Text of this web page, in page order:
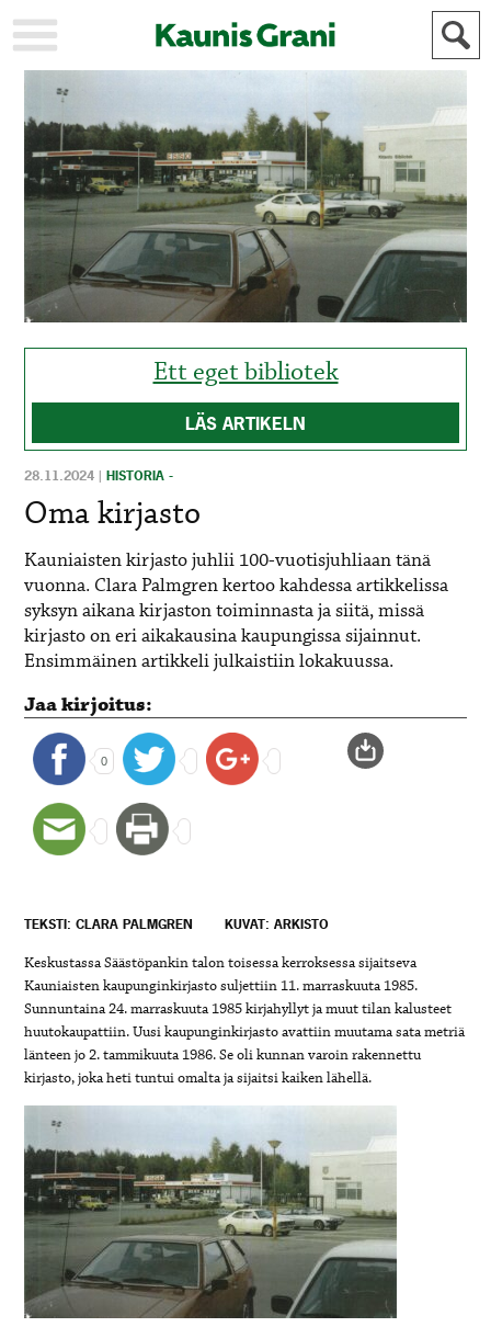
KAUPUNKI
STADEN
AJANKOHTAISTA
AKTUELLT
URHEILU
IDROTT
KULTTUURI
KULTUR
HISTORIA
HISTORIA
YLEINEN
ALLMÄN
MAINOSTAJILLE
FÖR
ANNONSÖRER
Ett eget bibliotek
LÄS ARTIKELN
28.11.2024 |HISTORIA -
Oma kirjasto
Kauniaisten kirjasto juhlii 100-vuotisjuhliaan tänä
vuonna. Clara Palmgren kertoo kahdessa artikkelissa
syksyn aikana kirjaston toiminnasta ja siitä, missä
kirjasto on eri aikakausina kaupungissa sijainnut.
Ensimmäinen artikkeli julkaistiin lokakuussa.
Jaa kirjoitus:
0
TEKSTI: CLARA PALMGREN KUVAT: ARKISTO
Keskustassa Säästöpankin talon toisessa kerroksessa sijaitseva
Kauniaisten kaupunginkirjasto suljettiin 11. marraskuuta 1985.
Sunnuntaina 24. marraskuuta 1985 kirjahyllyt ja muut tilan kalusteet
huutokaupattiin. Uusi kaupunginkirjasto avattiin muutama sata metriä
länteen jo 2. tammikuuta 1986. Se oli kunnan varoin rakennettu
kirjasto, joka heti tuntui omalta ja sijaitsi kaiken lähellä.